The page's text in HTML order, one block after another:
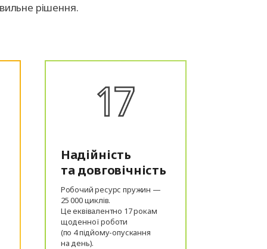
рішення.
Надійність
та довговічність
Робочий ресурс пружин —
25 000 циклів.
Це еквівалентно 17 рокам
щоденної роботи
(по 4 підйому-опускання
на день).